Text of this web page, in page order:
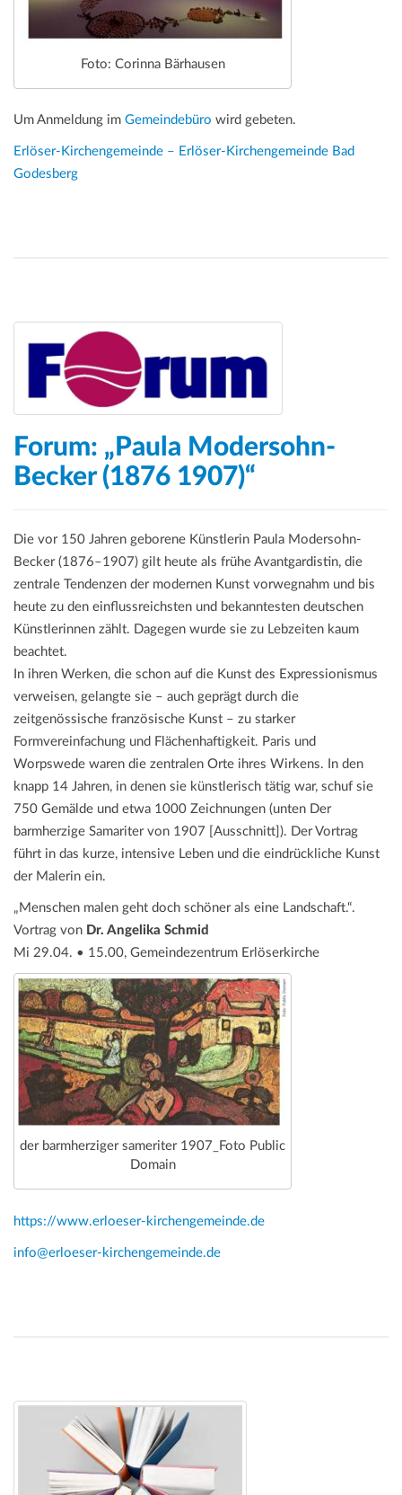
Foto: Corinna Bärhausen
Um Anmeldung im Gemeindebüro wird gebeten.
Erlöser-Kirchengemeinde – Erlöser-Kirchengemeinde Bad
Godesberg
Forum: „Paula Modersohn-
Becker (1876 1907)“
Die vor 150 Jahren geborene Künstlerin Paula Modersohn-
Becker (1876–1907) gilt heute als frühe Avantgardistin, die
zentrale Tendenzen der modernen Kunst vorwegnahm und bis
heute zu den einflussreichsten und bekanntesten deutschen
Künstlerinnen zählt. Dagegen wurde sie zu Lebzeiten kaum
beachtet.
In ihren Werken, die schon auf die Kunst des Expressionismus
verweisen, gelangte sie – auch geprägt durch die
zeitgenössische französische Kunst – zu starker
Formvereinfachung und Flächenhaftigkeit. Paris und
Worpswede waren die zentralen Orte ihres Wirkens. In den
knapp 14 Jahren, in denen sie künstlerisch tätig war, schuf sie
750 Gemälde und etwa 1000 Zeichnungen (unten Der
barmherzige Samariter von 1907 [Ausschnitt]). Der Vortrag
führt in das kurze, intensive Leben und die eindrückliche Kunst
der Malerin ein.
„Menschen malen geht doch schöner als eine Landschaft.“.
Vortrag von Dr. Angelika Schmid
Mi 29.04. • 15.00, Gemeindezentrum Erlöserkirche
der barmherziger sameriter 1907_Foto Public
Domain
https://www.erloeser-kirchengemeinde.de
info@erloeser-kirchengemeinde.de